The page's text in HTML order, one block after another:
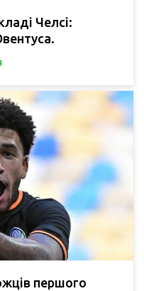
Челсі:
першого